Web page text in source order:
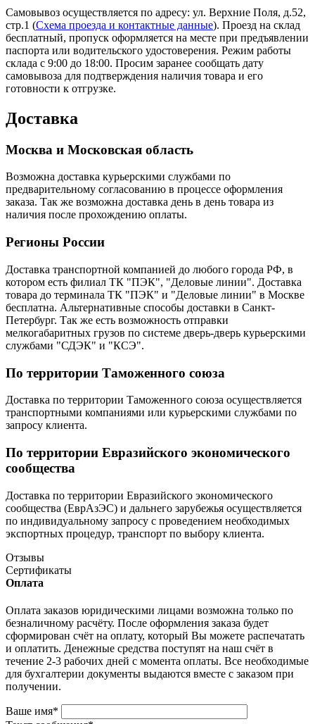
Самовывоз осуществляется по адресу: ул. Верхние Поля, д.52,
стр.1 (Схема проезда и контактные данные). Проезд на склад
бесплатный, пропуск оформляется на месте при предъявлении
паспорта или водительского удостоверения. Режим работы
склада с 9:00 до 18:00. Просим заранее сообщать дату
самовывоза для подтверждения наличия товара и его
готовности к отгрузке.
Доставка
Москва и Московская область
Возможна доставка курьерскими службами по
предварительному согласованию в процессе оформления
заказа. Так же возможна доставка день в день товара из
наличия после прохождению оплаты.
Регионы России
Доставка транспортной компанией до любого города РФ, в
котором есть филиал ТК "ПЭК", "Деловые линии". Доставка
товара до терминала ТК "ПЭК" и "Деловые линии" в Москве
бесплатна. Альтернативные способы доставки в Санкт-
Петербург. Так же есть возможность отправки
мелкогабаритных грузов по системе дверь-дверь курьерскими
службами "СДЭК" и "КСЭ".
По территории Таможенного союза
Доставка по территории Таможенного союза осуществляется
транспортными компаниями или курьерскими службами по
запросу клиента.
По территории Евразийского экономического
сообщества
Доставка по территории Евразийского экономического
сообщества (ЕврАзЭС) и дальнего зарубежья осуществляется
по индивидуальному запросу с проведением необходимых
экспортных процедур, транспорт по выбору клиента.
Отзывы
Сертификаты
Оплата
Оплата заказов юридическими лицами возможна только по
безналичному расчёту. После оформления заказа будет
сформирован счёт на оплату, который Вы можете распечатать
и оплатить. Денежные средства поступят на наш счёт в
течение 2-3 рабочих дней с момента оплаты. Все необходимые
для бухгалтерии документы выдаются вместе с заказом при
получении.
Ваше имя*